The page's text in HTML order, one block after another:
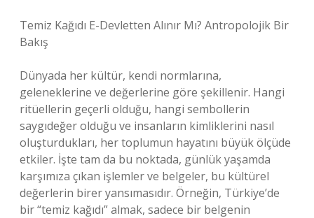
Temiz Kağıdı E-Devletten Alınır Mı? Antropolojik Bir
Bakış
Dünyada her kültür, kendi normlarına,
geleneklerine ve değerlerine göre şekillenir. Hangi
ritüellerin geçerli olduğu, hangi sembollerin
saygıdeğer olduğu ve insanların kimliklerini nasıl
oluşturdukları, her toplumun hayatını büyük ölçüde
etkiler. İşte tam da bu noktada, günlük yaşamda
karşımıza çıkan işlemler ve belgeler, bu kültürel
değerlerin birer yansımasıdır. Örneğin, Türkiye’de
bir “temiz kağıdı” almak, sadece bir belgenin